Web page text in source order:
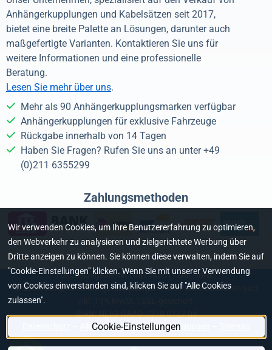
Anhängerkupplungen und Kabelsätzen seit 2017,
bietet eine breite Palette an Lösungen, darunter auch
maßgefertigte Varianten. Kontaktieren Sie uns für
weitere Informationen und eine professionelle
Beratung.
Lesen Sie mehr über uns.
Mehr als 90 Anhängerkupplungsmarken verfügbar
Anhängerkupplungen für exklusive Fahrzeuge
Rückgabe innerhalb von 14 Tagen
Haben Sie Fragen? Rufen Sie uns an unter +49
(0)211 6355299
Zahlungsmethoden
Handelsregister-Nr.: 68714661 - USt.-IdNr.:
© 2026Burghof Anhängerkupplungen | Alle Preise verstehen sich
IBAN: NL69 RABO 0378 0727 06
Allgemeine Geschäftsbedingungen
Wir verwenden Cookies, um Ihre Benutzererfahrung zu optimieren,
den Webverkehr zu analysieren und zielgerichtete Werbung über
Dritte anzeigen zu können. Sie können diese verwalten, indem Sie auf
"Cookie-Einstellungen" klicken. Wenn Sie mit unserer Verwendung
von Cookies einverstanden sind, klicken Sie auf "Alle Cookies
zulassen".
Cookie-Einstellungen